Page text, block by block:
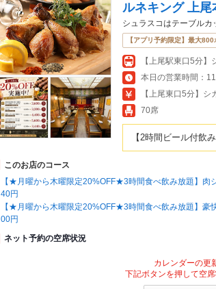
ルネキング 上尾
シュラスコはテーブルカ
【アプリ予約限定】最大
【上尾駅東口5分
【上尾東口5分】
70席
【2時間ビール付飲
このお店のコース
【★月曜から木曜限定20%OFF★3時間食べ飲み放題】
40円
【★月曜から木曜限定20%OFF★3時間食べ飲み放題】
00円
ネット予約の空席状況
カレンダーの更
下記ボタンを押して空